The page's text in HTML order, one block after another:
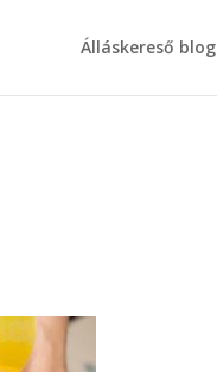
Álláskereső blog